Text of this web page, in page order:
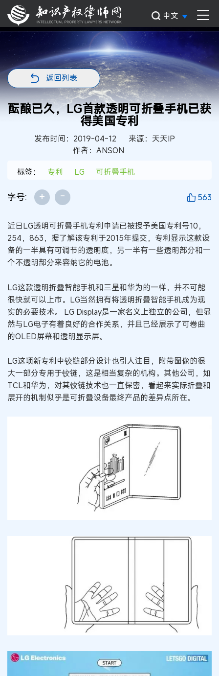
中文
返回列表
酝酿已久，LG首款透明可折叠手机已获
得美国专利
发布时间：2019-04-12
来源：天天IP
作者：ANSON
标签：
专利 LG 可折叠手机
字号: + - 563
近日LG透明可折叠手机专利申请已被授予美国专利号10，
254，863，据了解该专利于2015年提交，专利显示这款设
备的一半具有可调节的透明度，另一半有一些透明部分和一
个不透明部分来容纳它的电池。
LG这款透明折叠智能手机和三星和华为的一样，并不可能
很快就可以上市。LG当然拥有将透明折叠智能手机成为现
实的必要技术。 LG Display是一家名义上独立的公司，但显
然与LG电子有着良好的合作关系，并且已经展示了可卷曲
的OLED屏幕和透明显示屏。
LG这项新专利中铰链部分设计也引人注目，附带图像的很
大一部分专用于铰链，这是相当复杂的机构。其他公司，如
TCL和华为，对其铰链技术也一直保密，看起来实际折叠和
展开的机制似乎是可折叠设备最终产品的差异点所在。